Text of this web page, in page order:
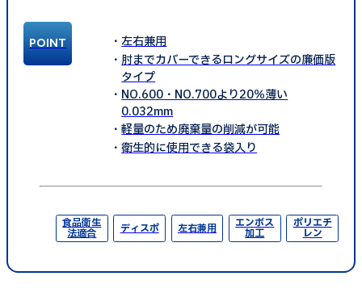
左右兼用
肘までカバーできるロングサイズの廉価版
タイプ
NO.600・NO.700より20％薄い
0.032mm
軽量のため廃棄量の削減が可能
衛生的に使用できる袋入り
食品衛生
法適合 ディスポ 左右兼用 エンボス
加工
ポリエチ
レン